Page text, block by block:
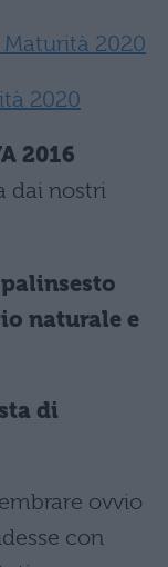
Maturità 2020
2020
2016
dai nostri
naturale e
di
ovvio
con